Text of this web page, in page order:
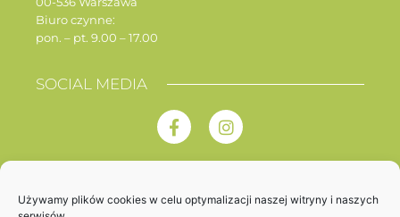
Używamy plików cookies w celu optymalizacji naszej witryny i naszych
Biuro czynne:
pon. – pt. 9.00 – 17.00
SOCIAL MEDIA